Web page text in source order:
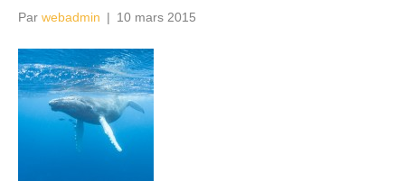
Par webadmin | 10 mars 2015